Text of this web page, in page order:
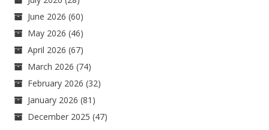
June 2026 (60)
May 2026 (46)
April 2026 (67)
March 2026 (74)
February 2026 (32)
January 2026 (81)
December 2025 (47)